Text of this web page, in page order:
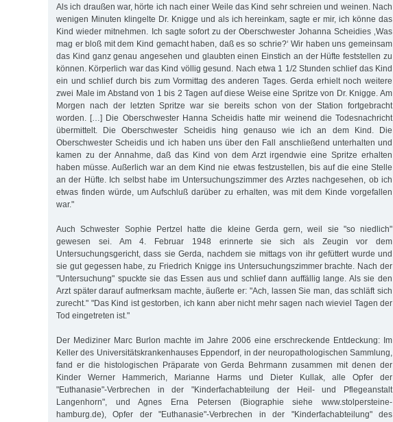
Als ich draußen war, hörte ich nach einer Weile das Kind sehr schreien und weinen. Nach
wenigen Minuten klingelte Dr. Knigge und als ich hereinkam, sagte er mir, ich könne das
Kind wieder mitnehmen. Ich sagte sofort zu der Oberschwester Johanna Scheidies ‚Was
mag er bloß mit dem Kind gemacht haben, daß es so schrie?‘ Wir haben uns gemeinsam
das Kind ganz genau angesehen und glaubten einen Einstich an der Hüfte feststellen zu
können. Körperlich war das Kind völlig gesund. Nach etwa 1 1/2 Stunden schlief das Kind
ein und schlief durch bis zum Vormittag des anderen Tages. Gerda erhielt noch weitere
zwei Male im Abstand von 1 bis 2 Tagen auf diese Weise eine Spritze von Dr. Knigge. Am
Morgen nach der letzten Spritze war sie bereits schon von der Station fortgebracht
worden. […] Die Oberschwester Hanna Scheidis hatte mir weinend die Todesnachricht
übermittelt. Die Oberschwester Scheidis hing genauso wie ich an dem Kind. Die
Oberschwester Scheidis und ich haben uns über den Fall anschließend unterhalten und
kamen zu der Annahme, daß das Kind von dem Arzt irgendwie eine Spritze erhalten
haben müsse. Außerlich war an dem Kind nie etwas festzustellen, bis auf die eine Stelle
an der Hüfte. Ich selbst habe im Untersuchungszimmer des Arztes nachgesehen, ob ich
etwas finden würde, um Aufschluß darüber zu erhalten, was mit dem Kinde vorgefallen
war."
Auch Schwester Sophie Pertzel hatte die kleine Gerda gern, weil sie "so niedlich"
gewesen sei. Am 4. Februar 1948 erinnerte sie sich als Zeugin vor dem
Untersuchungsgericht, dass sie Gerda, nachdem sie mittags von ihr gefüttert wurde und
sie gut gegessen habe, zu Friedrich Knigge ins Untersuchungszimmer brachte. Nach der
"Untersuchung" spuckte sie das Essen aus und schlief dann auffällig lange. Als sie den
Arzt später darauf aufmerksam machte, äußerte er: "Ach, lassen Sie man, das schläft sich
zurecht." "Das Kind ist gestorben, ich kann aber nicht mehr sagen nach wieviel Tagen der
Tod eingetreten ist."
Der Mediziner Marc Burlon machte im Jahre 2006 eine erschreckende Entdeckung: Im
Keller des Universitätskrankenhauses Eppendorf, in der neuropathologischen Sammlung,
fand er die histologischen Präparate von Gerda Behrmann zusammen mit denen der
Kinder Werner Hammerich, Marianne Harms und Dieter Kullak, alle Opfer der
"Euthanasie"-Verbrechen in der "Kinderfachabteilung der Heil- und Pflegeanstalt
Langenhorn", und Agnes Erna Petersen (Biographie siehe www.stolpersteine-
hamburg.de), Opfer der "Euthanasie"-Verbrechen in der "Kinderfachabteilung" des